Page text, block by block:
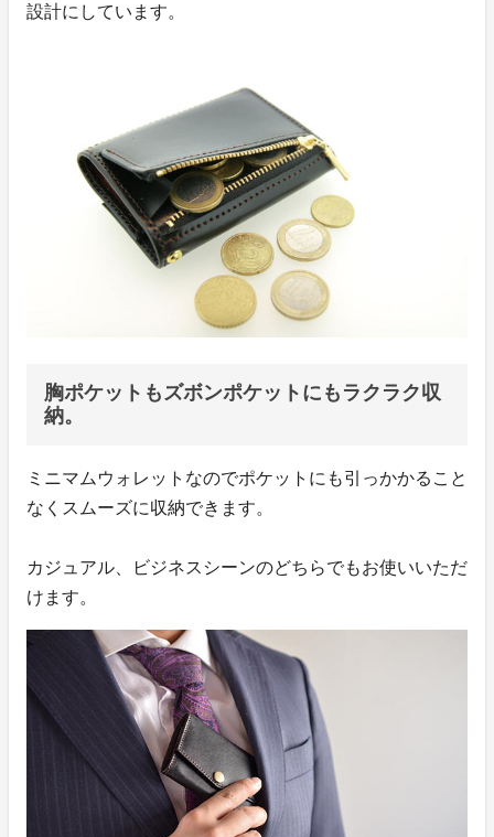
設計にしています。
胸ポケットもズボンポケットにもラクラク収
納。
ミニマムウォレットなのでポケットにも引っかかること
なくスムーズに収納できます。
カジュアル、ビジネスシーンのどちらでもお使いいただ
けます。